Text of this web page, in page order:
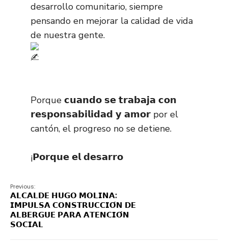
desarrollo comunitario, siempre
pensando en mejorar la calidad de vida
de nuestra gente.
Porque 𝗰𝘂𝗮𝗻𝗱𝗼 𝘀𝗲 𝘁𝗿𝗮𝗯𝗮𝗷𝗮 𝗰𝗼𝗻
𝗿𝗲𝘀𝗽𝗼𝗻𝘀𝗮𝗯𝗶𝗹𝗶𝗱𝗮𝗱 𝘆 𝗮𝗺𝗼𝗿 por el
cantón, el progreso no se detiene.
¡𝗣𝗼𝗿𝗾𝘂𝗲 𝗲𝗹 𝗱𝗲𝘀𝗮𝗿𝗿𝗼
Previous:
𝗔𝗟𝗖𝗔𝗟𝗗𝗘 𝗛𝗨𝗚𝗢 𝗠𝗢𝗟𝗜𝗡𝗔:
𝗜𝗠𝗣𝗨𝗟𝗦𝗔 𝗖𝗢𝗡𝗦𝗧𝗥𝗨𝗖𝗖𝗜𝗢́𝗡 𝗗𝗘
𝗔𝗟𝗕𝗘𝗥𝗚𝗨𝗘 𝗣𝗔𝗥𝗔 𝗔𝗧𝗘𝗡𝗖𝗜𝗢́𝗡
𝗦𝗢𝗖𝗜𝗔𝗟